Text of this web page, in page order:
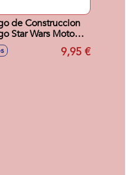
de Construccion
Star Wars Moto
del Mandaloriano
9,95 €